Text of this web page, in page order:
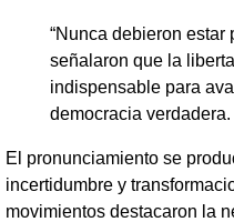
“Nunca debieron estar
señalaron que la
indispensable para
democracia verdadera.
El pronunciamiento se
incertidumbre y
movimientos destacaron la